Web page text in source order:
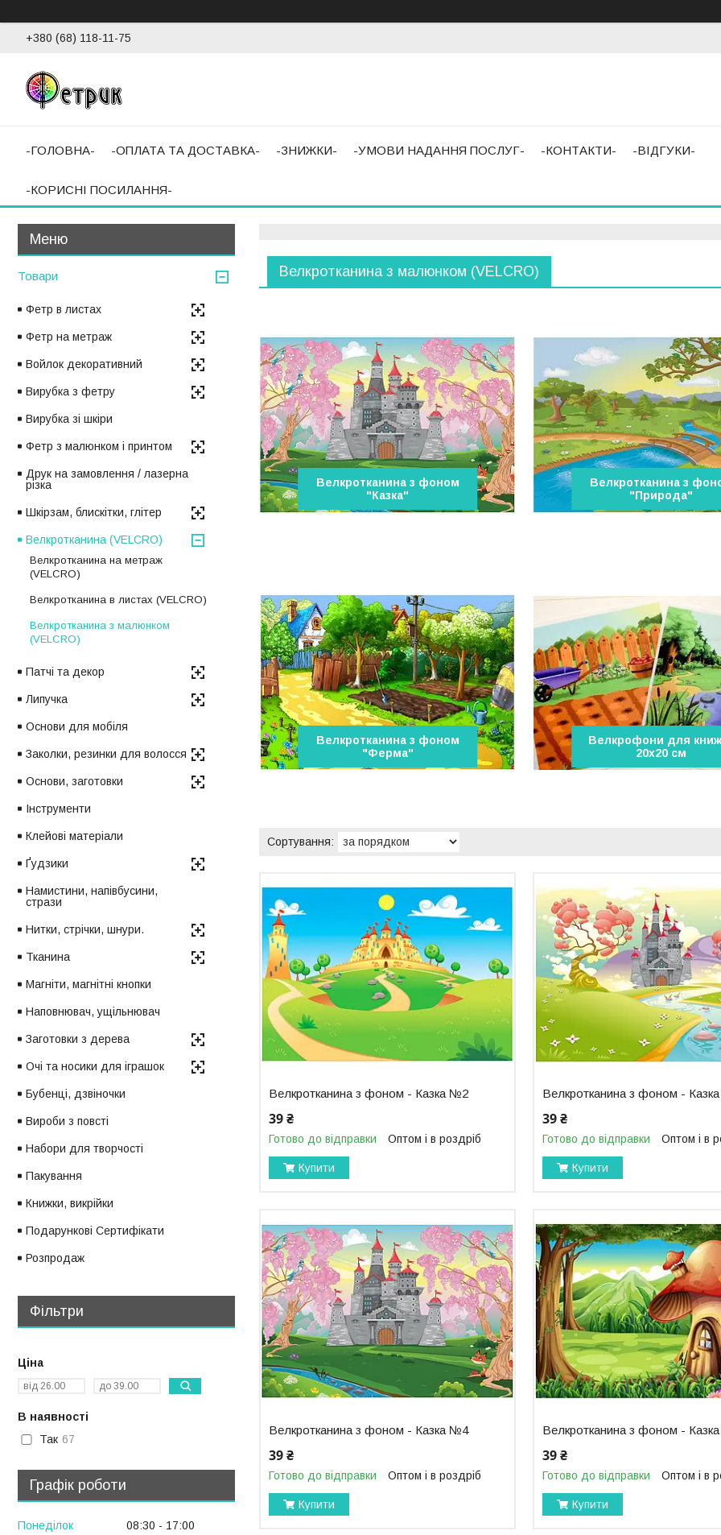
+380 (68) 118-11-75
-ГОЛОВНА- -ОПЛАТА ТА ДОСТАВКА- -ЗНИЖКИ- -УМОВИ НАДАННЯ ПОСЛУГ- -КОНТАКТИ- -ВІДГУКИ-
-КОРИСНІ ПОСИЛАННЯ-
Велкротканина з малюнком (VELCRO)
Велкротканина з фоном
"Казка"
Велкротканина з
"Природа"
Велкротканина з фоном
"Ферма"
Велкрофони для
20х20 см
Велкротканина з фоном - Казка №2
39 ₴
Готово до відправки Оптом і в роздріб
Купити
Велкротканина з фоном -
39 ₴
Готово до відправки Оптом і в
Купити
Велкротканина з фоном - Казка №4
39 ₴
Готово до відправки Оптом і в роздріб
Купити
Велкротканина з фоном -
39 ₴
Готово до відправки Оптом і в
Купити
Товари
Фетр в листах
Фетр на метраж
Войлок декоративний
Вирубка з фетру
Вирубка зі шкіри
Фетр з малюнком і принтом
Друк на замовлення / лазерна
різка
Шкірзам, блискітки, глітер
Велкротканина (VELCRO)
Велкротканина на метраж
(VELCRO)
Велкротканина в листах (VELCRO)
Велкротканина з малюнком
(VELCRO)
Патчі та декор
Липучка
Основи для мобіля
Заколки, резинки для волосся
Основи, заготовки
Інструменти
Клейові матеріали
Ґудзики
Намистини, напівбусини,
стрази
Нитки, стрічки, шнури.
Тканина
Магніти, магнітні кнопки
Наповнювач, ущільнювач
Заготовки з дерева
Очі та носики для іграшок
Бубенці, дзвіночки
Вироби з повсті
Набори для творчості
Пакування
Книжки, викрійки
Подарункові Сертифікати
Розпродаж
Фільтри
Ціна
В наявності
Так 67
Графік роботи
Понеділок 08:30
17:00